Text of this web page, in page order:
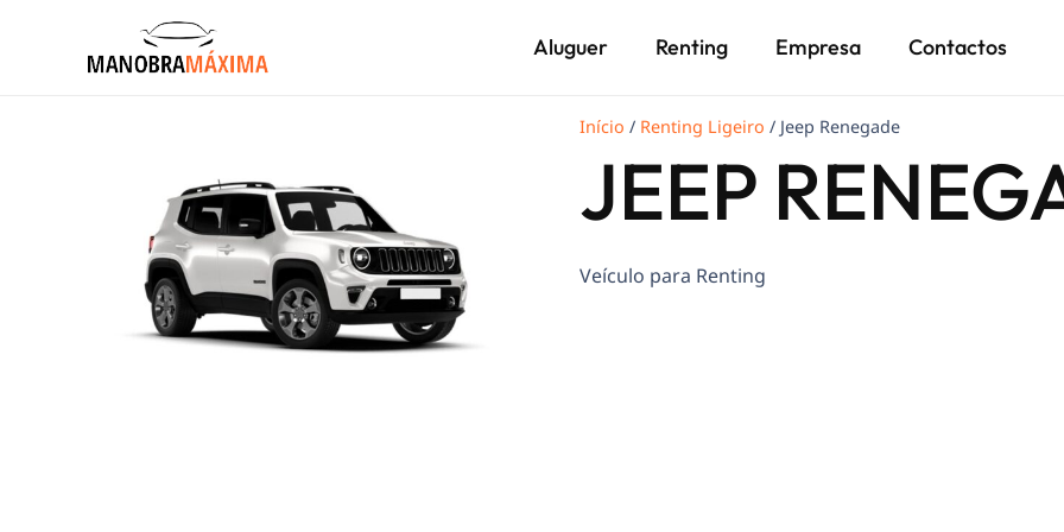
Aluguer Renting Empresa Contactos
Início / Renting Ligeiro / Jeep Renegade
JEEP
Veículo para Renting